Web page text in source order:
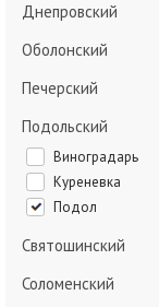
Днепровский
Оболонский
Печерский
Подольский
Виноградарь
Куреневка
Подол
Святошинский
Соломенский